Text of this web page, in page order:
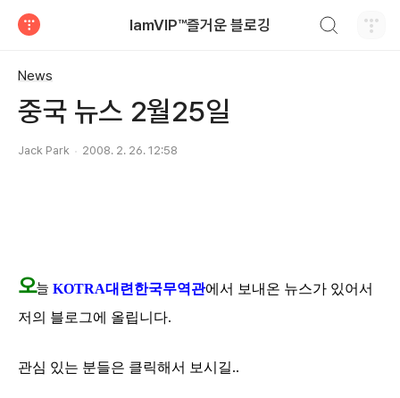
IamVIP™즐거운 블로깅
News
중국 뉴스 2월25일
Jack Park 2008. 2. 26. 12:58
오늘 KOTRA대련한국무역관에서 보내온 뉴스가 있어서
저의 블로그에 올립니다.
관심 있는 분들은 클릭해서 보시길..